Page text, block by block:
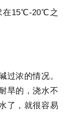
在15℃-20℃之
过浓的情况。
旱的，浇水不
了，就很容易